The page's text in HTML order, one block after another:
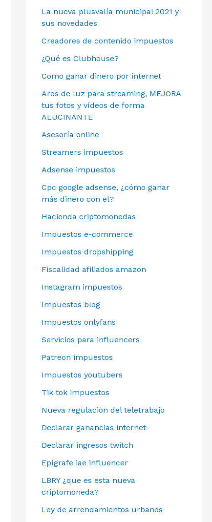
La nueva plusvalía municipal 2021 y
sus novedades
Creadores de contenido impuestos
¿Qué es Clubhouse?
Como ganar dinero por internet
Aros de luz para streaming, MEJORA
tus fotos y vídeos de forma
ALUCINANTE
Asesoría online
Streamers impuestos
Adsense impuestos
Cpc google adsense, ¿cómo ganar
más dinero con el?
Hacienda criptomonedas
Impuestos e-commerce
Impuestos dropshipping
Fiscalidad afiliados amazon
Instagram impuestos
Impuestos blog
Impuestos onlyfans
Servicios para influencers
Patreon impuestos
Impuestos youtubers
Tik tok impuestos
Nueva regulación del teletrabajo
Declarar ganancias internet
Declarar ingresos twitch
Epígrafe iae influencer
LBRY ¿que es esta nueva
criptomoneda?
Ley de arrendamientos urbanos